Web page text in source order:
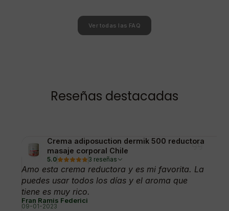
Ver todas las FAQ
Reseñas destacadas
Crema adiposuction dermik 500 reductora
masaje corporal Chile
5.0 3 reseñas
Amo esta crema reductora y es mi favorita. La
puedes usar todos los días y el aroma que
tiene es muy rico.
Fran Ramis Federici
09-01-2023